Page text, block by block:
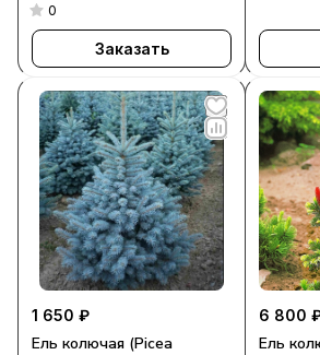
0
Заказать
1 650 ₽
Ель колючая (Picea
6 800
Ель